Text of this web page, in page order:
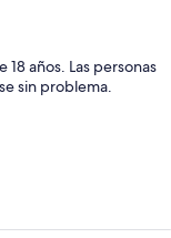
años. Las personas
sin problema.